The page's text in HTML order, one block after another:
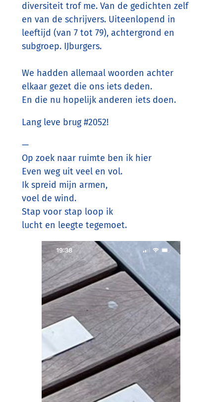
diversiteit trof me. Van de gedichten zelf
en van de schrijvers. Uiteenlopend in
leeftijd (van 7 tot 79), achtergrond en
subgroep. IJburgers.
We hadden allemaal woorden achter
elkaar gezet die ons iets deden.
En die nu hopelijk anderen iets doen.
Lang leve brug #2052!
—
Op zoek naar ruimte ben ik hier
Even weg uit veel en vol.
Ik spreid mijn armen,
voel de wind.
Stap voor stap loop ik
lucht en leegte tegemoet.